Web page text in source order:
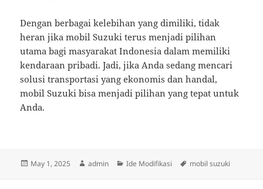
Dengan berbagai kelebihan yang dimiliki, tidak
heran jika mobil Suzuki terus menjadi pilihan
utama bagi masyarakat Indonesia dalam memiliki
kendaraan pribadi. Jadi, jika Anda sedang mencari
solusi transportasi yang ekonomis dan handal,
mobil Suzuki bisa menjadi pilihan yang tepat untuk
Anda.
Posted
May 1, 2025 Author
admin Categories
Ide Modifikasi Tags
mobil suzuki